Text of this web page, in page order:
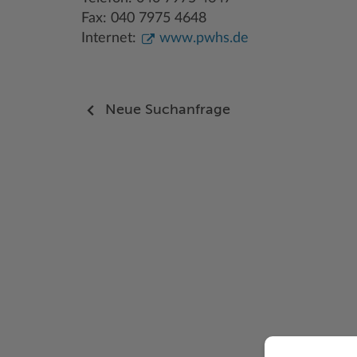
Fax: 040 7975 4648
Internet:
www.pwhs.de
Neue Suchanfrage